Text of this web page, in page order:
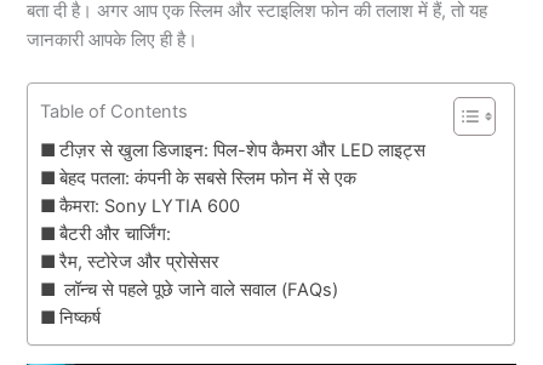
बता दी है। अगर आप एक स्लिम और स्टाइलिश फोन की तलाश में हैं, तो यह
जानकारी आपके लिए ही है।
Table of Contents
टीज़र से खुला डिजाइन: पिल-शेप कैमरा और LED लाइट्स
बेहद पतला: कंपनी के सबसे स्लिम फोन में से एक
कैमरा: Sony LYTIA 600
बैटरी और चार्जिंग:
रैम, स्टोरेज और प्रोसेसर
लॉन्च से पहले पूछे जाने वाले सवाल (FAQs)
निष्कर्ष